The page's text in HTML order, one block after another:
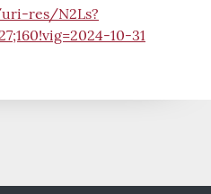
res/N2Ls?
10-31